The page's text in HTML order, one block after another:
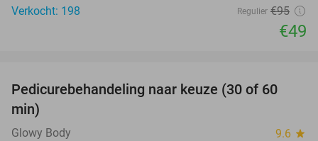
Verkocht: 198
Regulier €95
€49
58%
Pedicurebehandeling naar keuze (30 of 60
min)
Glowy Body 9.6 star